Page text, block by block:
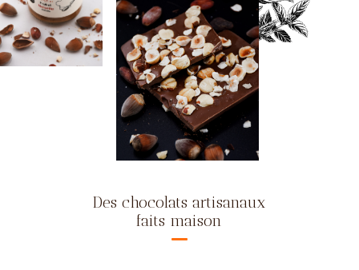
Des chocolats artisanaux
faits maison